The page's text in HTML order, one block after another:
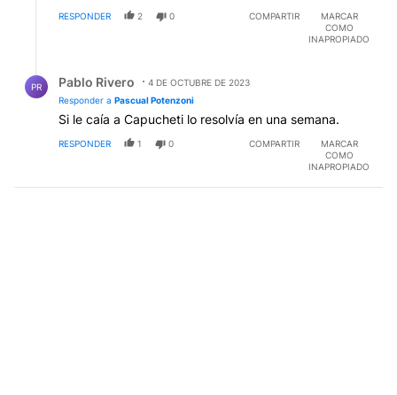
RESPONDER 2 0 COMPARTIR
MARCAR
COMO
INAPROPIADO
PR Pablo Rivero
4 DE OCTUBRE DE 2023
Responder a Pascual Potenzoni
Si le caía a Capucheti lo resolvía en una semana.
RESPONDER 1 0 COMPARTIR
MARCAR
COMO
INAPROPIADO